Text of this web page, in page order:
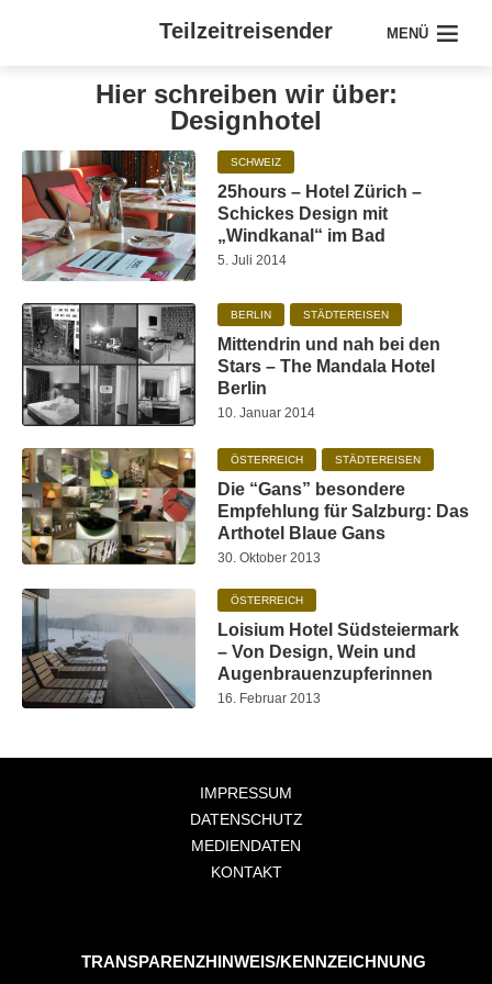
Teilzeitreisender MENÜ
Hier schreiben wir über:
Designhotel
SCHWEIZ
25hours – Hotel Zürich –
Schickes Design mit
„Windkanal“ im Bad
5. Juli 2014
BERLIN STÄDTEREISEN
Mittendrin und nah bei den
Stars – The Mandala Hotel
Berlin
10. Januar 2014
ÖSTERREICH STÄDTEREISEN
Die “Gans” besondere
Empfehlung für Salzburg: Das
Arthotel Blaue Gans
30. Oktober 2013
ÖSTERREICH
Loisium Hotel Südsteiermark
– Von Design, Wein und
Augenbrauenzupferinnen
16. Februar 2013
IMPRESSUM
DATENSCHUTZ
MEDIENDATEN
KONTAKT
TRANSPARENZHINWEIS/KENNZEICHNUNG